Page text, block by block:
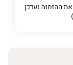
ההזמנה נעדכן